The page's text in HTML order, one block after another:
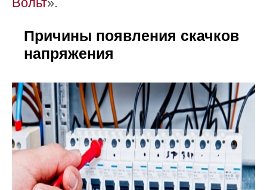
Причины появления скачков
напряжения